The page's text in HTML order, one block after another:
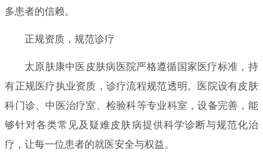
多患者的信赖。
正规资质，规范诊疗
太原肤康中医皮肤病医院严格遵循国家医疗标准，持
有正规医疗执业资质，诊疗流程规范透明。医院设有皮肤
科门诊、中医治疗室、检验科等专业科室，设备完善，能
够针对各类常见及疑难皮肤病提供科学诊断与规范化治
疗，让每一位患者的就医安全与权益。